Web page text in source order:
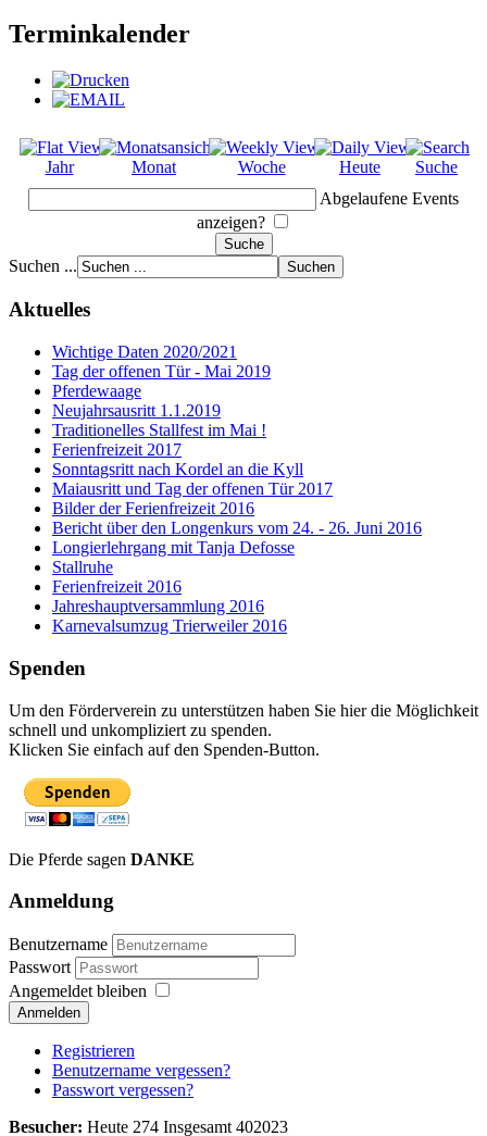
Terminkalender
Jahr Monat Woche Heute
Suche
Abgelaufene Events
anzeigen?
Suchen ...
Aktuelles
Wichtige Daten 2020/2021
Tag der offenen Tür - Mai 2019
Pferdewaage
Neujahrsausritt 1.1.2019
Traditionelles Stallfest im Mai !
Ferienfreizeit 2017
Sonntagsritt nach Kordel an die Kyll
Maiausritt und Tag der offenen Tür 2017
Bilder der Ferienfreizeit 2016
Bericht über den Longenkurs vom 24. - 26. Juni 2016
Longierlehrgang mit Tanja Defosse
Stallruhe
Ferienfreizeit 2016
Jahreshauptversammlung 2016
Karnevalsumzug Trierweiler 2016
Spenden
Um den Förderverein zu unterstützen haben Sie hier die Möglichkeit
schnell und unkompliziert zu spenden.
Klicken Sie einfach auf den Spenden-Button.
Die Pferde sagen DANKE
Anmeldung
Benutzername
Passwort
Angemeldet bleiben
Anmelden
Registrieren
Benutzername vergessen?
Passwort vergessen?
Besucher: Heute 274 Insgesamt 402023